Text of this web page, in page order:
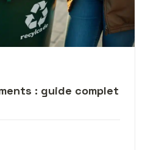
: guide complet